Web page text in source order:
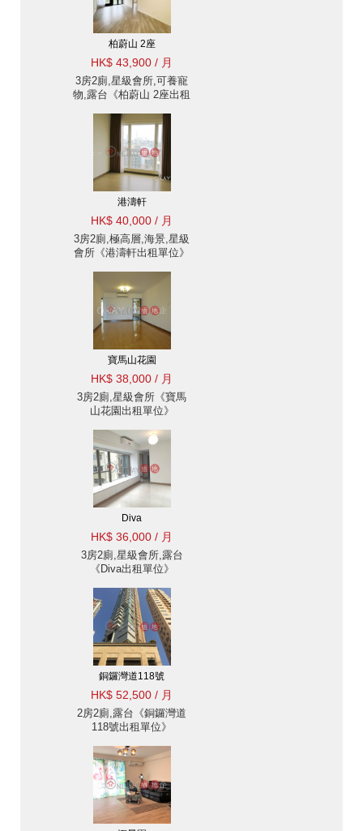
柏蔚山 2座
HK$ 43,900 / 月
3房2廁,星級會所,可養寵
物,露台《柏蔚山 2座出租
港濤軒
HK$ 40,000 / 月
3房2廁,極高層,海景,星級
會所《港濤軒出租單位》
寶馬山花園
HK$ 38,000 / 月
3房2廁,星級會所《寶馬
山花園出租單位》
Diva
HK$ 36,000 / 月
3房2廁,星級會所,露台
《Diva出租單位》
銅鑼灣道118號
HK$ 52,500 / 月
2房2廁,露台《銅鑼灣道
118號出租單位》